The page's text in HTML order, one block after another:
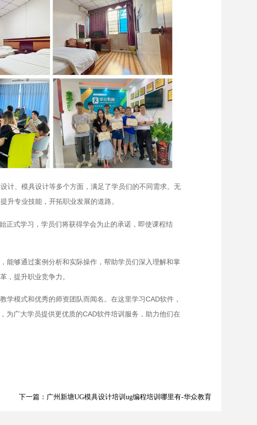
计、模具设计等多个方面，满足了学员们的不同需求。无
升专业技能，开拓职业发展的道路。
正式学习，学员们将获得学会为止的承诺，即使课程结
能够通过案例分析和实际操作，帮助学员们深入理解和掌
，提升职业竞争力。
模式和优秀的师资团队而闻名。在这里学习CAD软件，
为广大学员提供更优质的CAD软件培训服务，助力他们在
下一篇：广州新塘UG模具设计培训ug编程培训哪里有-华众教育